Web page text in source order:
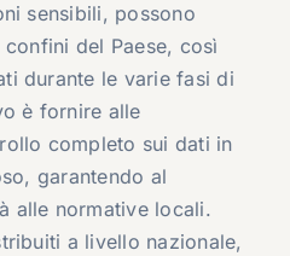
sensibili, possono
confini del Paese, così
durante le varie fasi di
è fornire alle
completo sui dati in
garantendo al
alle normative locali.
a livello nazionale,